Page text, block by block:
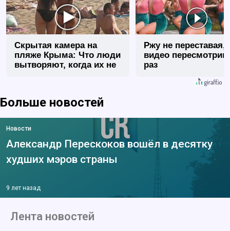
Скрытая камера на
пляже Крыма: Что люди
вытворяют, когда их не
Ржу не переставая,
видео
раз
Больше новостей
Новости
Александр Перескоков вошёл в десятку
худших мэров страны
9 лет назад
Лента новостей